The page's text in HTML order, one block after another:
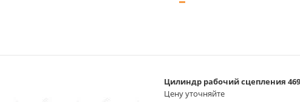
Цилиндр рабочий сцепления
Цену уточняйте